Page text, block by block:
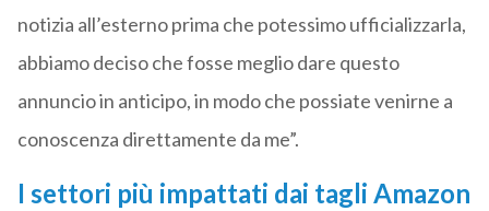
notizia all’esterno prima che potessimo ufficializzarla,
abbiamo deciso che fosse meglio dare questo
annuncio in anticipo, in modo che possiate venirne a
conoscenza direttamente da me”.
I settori più impattati dai tagli Amazon